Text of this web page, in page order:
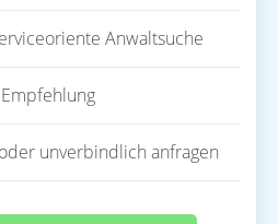
Anwaltsuche
unverbindlich anfragen